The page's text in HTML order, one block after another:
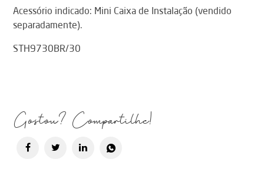
Acessório indicado: Mini Caixa de Instalação (vendido
separadamente).
STH9730BR/30
Gostou? Compartilhe!